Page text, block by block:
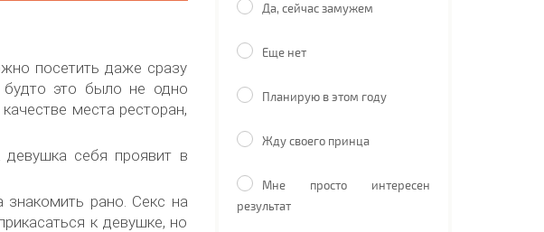
посетить даже сразу
будто это было не одно
места ресторан,
девушка себя проявит в
рано. Секс на
к девушке, но
Да, сейчас замужем
Еще нет
Планирую в этом году
Жду своего принца
Мне просто интересен
результат